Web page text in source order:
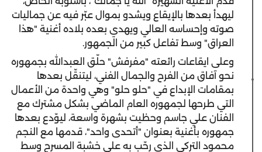
ليهدأ بعدها بالإيقاع ويشدو بموال عبّر فيه عن جماليات
صوته وإحساسه العالي ويهدي بعده بلاده أغنية "هذا
العراق" وسط تفاعل كبير من الجمهور.
وعلى ايقاعات رائعته "مفرفش" حلّق العبدالله بجمهوره
نحو آفاق من الفرح والجمال الفني، ليتنقّل بعدها
بمقامات الإبداع في "حلو حلو" وهي واحدة من الأعمال
التي طرحها لجمهوره العام الماضي بشكل مشترك مع
الفنان علي جاسم وحظيت بشهرة واسعة، ليوّدع بعدها
جمهوره بأغنية بعنوان "أتحدى واحد"، قدمها مع النجم
محمود التركي الذي رحّب به على خشبة المسرح وسط